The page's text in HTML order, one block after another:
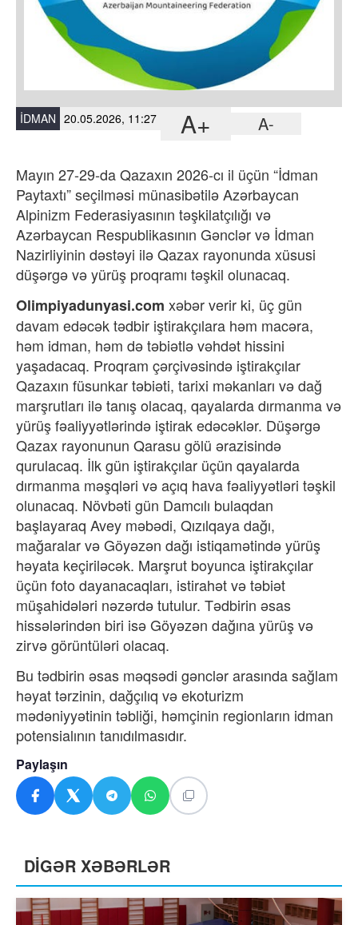
İDMAN 20.05.2026, 11:27 A+ A-
Mayın 27-29-da Qazaxın 2026-cı il üçün “İdman
Paytaxtı” seçilməsi münasibətilə Azərbaycan
Alpinizm Federasiyasının təşkilatçılığı və
Azərbaycan Respublikasının Gənclər və İdman
Nazirliyinin dəstəyi ilə Qazax rayonunda xüsusi
düşərgə və yürüş proqramı təşkil olunacaq.
Olimpiyadunyasi.com xəbər verir ki, üç gün
davam edəcək tədbir iştirakçılara həm macəra,
həm idman, həm də təbiətlə vəhdət hissini
yaşadacaq. Proqram çərçivəsində iştirakçılar
Qazaxın füsunkar təbiəti, tarixi məkanları və dağ
marşrutları ilə tanış olacaq, qayalarda dırmanma və
yürüş fəaliyyətlərində iştirak edəcəklər. Düşərgə
Qazax rayonunun Qarasu gölü ərazisində
qurulacaq. İlk gün iştirakçılar üçün qayalarda
dırmanma məşqləri və açıq hava fəaliyyətləri təşkil
olunacaq. Növbəti gün Damcılı bulaqdan
başlayaraq Avey məbədi, Qızılqaya dağı,
mağaralar və Göyəzən dağı istiqamətində yürüş
həyata keçiriləcək. Marşrut boyunca iştirakçılar
üçün foto dayanacaqları, istirahət və təbiət
müşahidələri nəzərdə tutulur. Tədbirin əsas
hissələrindən biri isə Göyəzən dağına yürüş və
zirvə görüntüləri olacaq.
Bu tədbirin əsas məqsədi gənclər arasında sağlam
həyat tərzinin, dağçılıq və ekoturizm
mədəniyyətinin təbliği, həmçinin regionların idman
potensialının tanıdılmasıdır.
Paylaşın
DİGƏR XƏBƏRLƏR